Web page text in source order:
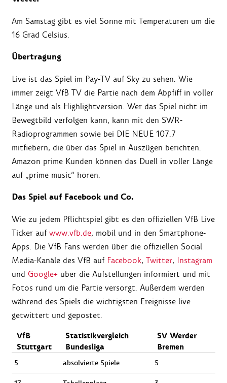
Am Samstag gibt es viel Sonne mit Temperaturen um die
16 Grad Celsius.
Übertragung
Live ist das Spiel im Pay-TV auf Sky zu sehen. Wie
immer zeigt VfB TV die Partie nach dem Abpfiff in voller
Länge und als Highlightversion. Wer das Spiel nicht im
Bewegtbild verfolgen kann, kann mit den SWR-
Radioprogrammen sowie bei DIE NEUE 107.7
mitfiebern, die über das Spiel in Auszügen berichten.
Amazon prime Kunden können das Duell in voller Länge
auf „prime music“ hören.
Das Spiel auf Facebook und Co.
Wie zu jedem Pflichtspiel gibt es den offiziellen VfB Live
Ticker auf www.vfb.de, mobil und in den Smartphone-
Apps. Die VfB Fans werden über die offiziellen Social
Media-Kanäle des VfB auf Facebook, Twitter, Instagram
und Google+ über die Aufstellungen informiert und mit
Fotos rund um die Partie versorgt. Außerdem werden
während des Spiels die wichtigsten Ereignisse live
getwittert und gepostet.
VfB
Stuttgart
Statistikvergleich
Bundesliga
SV Werder
Bremen
5 absolvierte Spiele 5